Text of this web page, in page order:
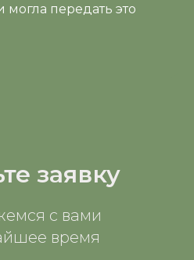
могла передать это
заявку
с вами
время